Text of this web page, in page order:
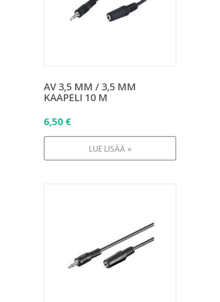
AV 3,5 MM / 3,5 MM
KAAPELI 10 M
6,50 €
LUE LISÄÄ »